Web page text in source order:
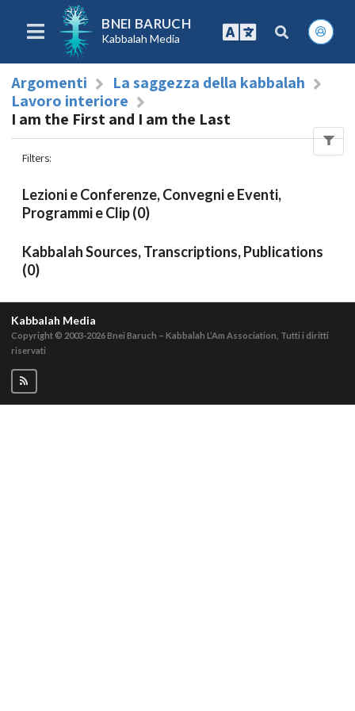
BNEI BARUCH
Kabbalah Media
Argomenti
La saggezza della kabbalah
Lavoro interiore
I am the First and I am the Last
Filters:
Lezioni e Conferenze, Convegni e Eventi,
Programmi e Clip (0)
Kabbalah Sources, Transcriptions, Publications
(0)
Kabbalah Media
Copyright © 2003-2026Bnei Baruch – Kabbalah L’Am Association, Tutti i diritti
riservati